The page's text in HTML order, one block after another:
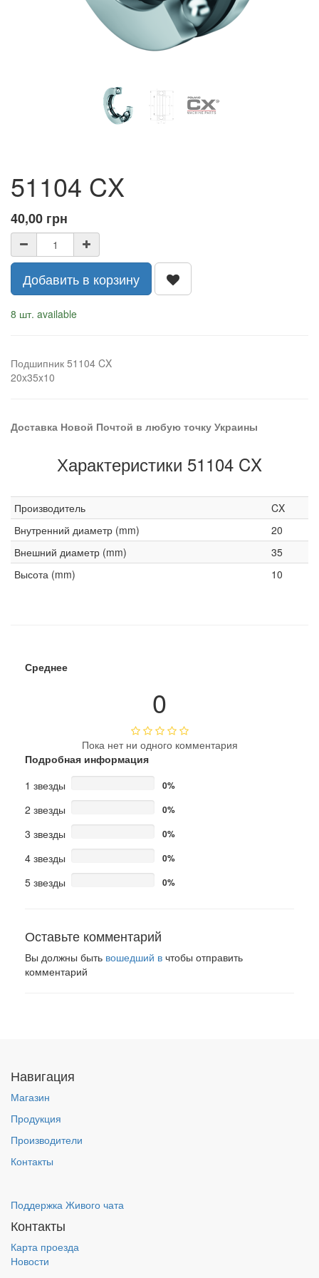
51104 CX
40,00 грн
Добавить в корзину
8 шт. available
Подшипник 51104 CX
20x35x10
Доставка Новой Почтой в любую точку Украины
Характеристики 51104 CX
Производитель
CX
Внутренний диаметр (mm)
20
Внешний диаметр (mm)
35
Высота (mm)
10
Среднее
0
Пока нет ни одного комментария
Подробная информация
1 звезды
0%
2 звезды 0%
3 звезды 0%
4 звезды 0%
5 звезды 0%
Оставьте комментарий
Вы должны быть вошедший в чтобы отправить
комментарий
Навигация
Магазин
Продукция
Производители
Контакты
Поддержка Живого чата
Контакты
Карта проезда
Новости